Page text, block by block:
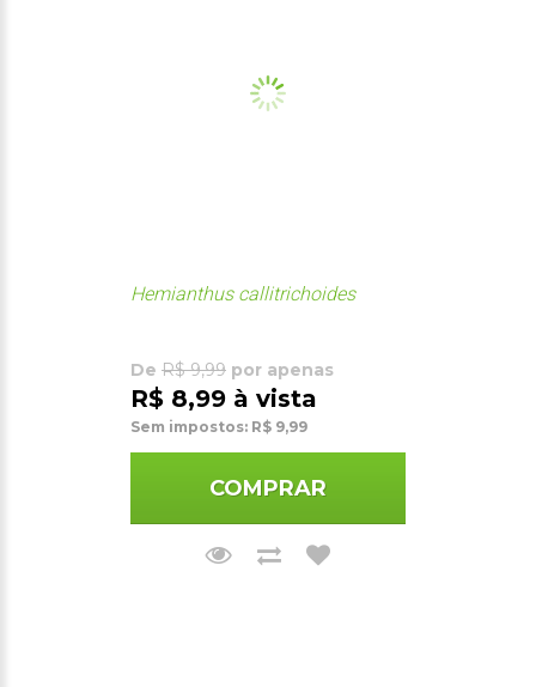
Hemianthus callitrichoides
De R$ 9,99 por apenas
R$ 8,99 à vista
Sem impostos: R$ 9,99
COMPRAR